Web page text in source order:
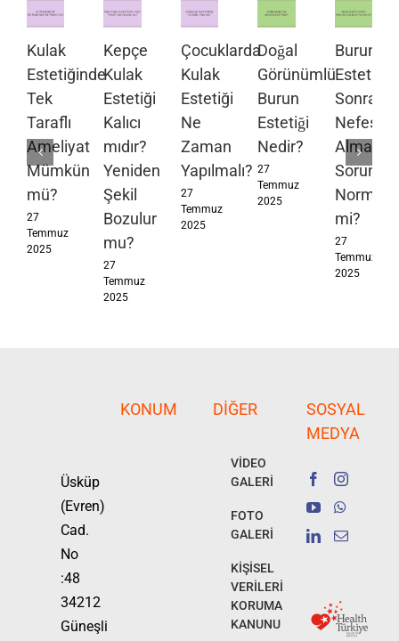
Kulak
Estetiğinde
Tek
Taraflı
Ameliyat
Mümkün
mü?
27
Temmuz
2025
Kepçe
Kulak
Estetiği
Kalıcı
mıdır?
Yeniden
Şekil
Bozulur
mu?
27
Temmuz
2025
Çocuklarda
Kulak
Estetiği
Ne
Zaman
Yapılmalı?
27
Temmuz
2025
Doğal
Görünümlü
Burun
Estetiği
Nedir?
27
Temmuz
2025
Burun
Estetiği
Sonrası
Nefes
Alma
Sorunları
Normal
mi?
27
Temmuz
2025
Üsküp
(Evren)
Cad.
No
:48
34212
Güneşli
KONUM DIĞER
VİDEO
GALERİ
FOTO
GALERİ
KİŞİSEL
VERİLERİ
KORUMA
KANUNU
SOSYAL
MEDYA